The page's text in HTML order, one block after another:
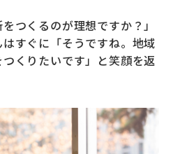
つくるのが理想ですか？」
すぐに「そうですね。地域
くりたいです」と笑顔を返